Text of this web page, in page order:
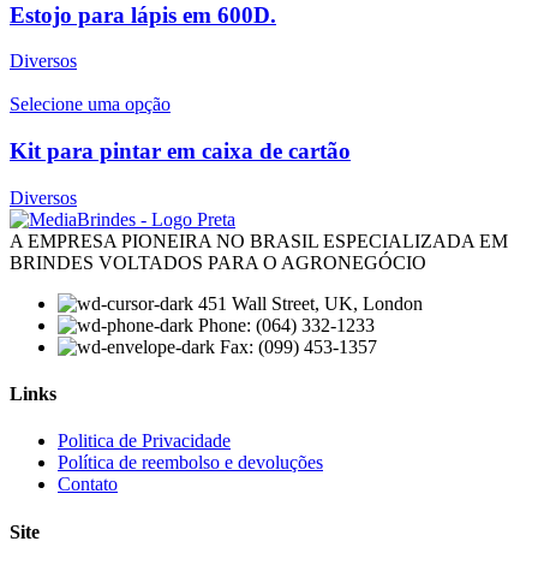
Estojo para lápis em 600D.
Diversos
Selecione uma opção
Kit para pintar em caixa de cartão
Diversos
A EMPRESA PIONEIRA NO BRASIL ESPECIALIZADA EM
BRINDES VOLTADOS PARA O AGRONEGÓCIO
451 Wall Street, UK, London
Phone: (064) 332-1233
Fax: (099) 453-1357
Links
Menu
Politica de Privacidade
Política de reembolso e devoluções
Contato
Site